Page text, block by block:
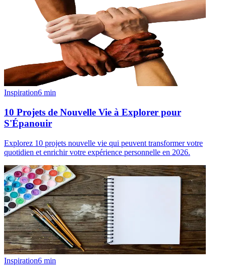
Inspiration6 min
10 Projets de Nouvelle Vie à Explorer pour
S'Épanouir
Explorez 10 projets nouvelle vie qui peuvent transformer votre
quotidien et enrichir votre expérience personnelle en 2026.
Inspiration6 min